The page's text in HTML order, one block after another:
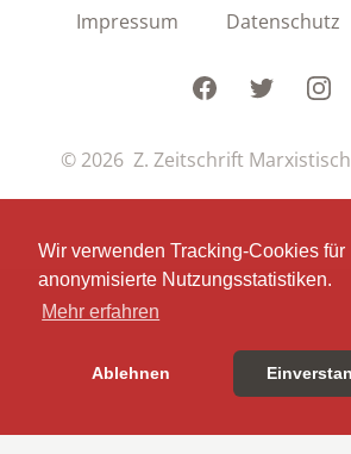
Wir verwenden Tracking-Cookies für
anonymisierte Nutzungsstatistiken.
Mehr erfahren
Ablehnen
Impressum Datenschutz
FacebookTwitter
© 2026 Z. Zeitschrift